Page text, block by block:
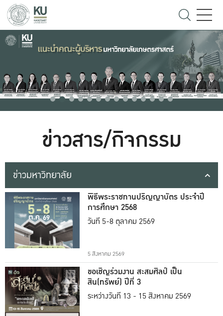
ข่าวสาร/กิจกรรม
ข่าวมหาวิทยาลัย
พิธีพระราชทานปริญญาบัตร ประจำปี
การศึกษา 2568
วันที่ 5-8 ตุลาคม 2569
5 สิงหาคม 2569
ขอเชิญร่วมงาน สะสมศิลป์ เป็น
สิน(ทรัพย์) ปีที่ 3
ระหว่างวันที่ 13 - 15 สิงหาคม 2569